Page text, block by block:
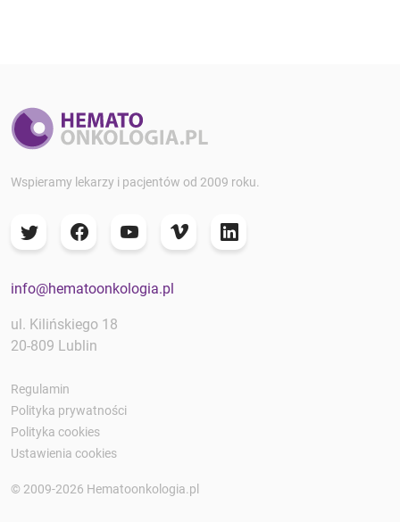
Wspieramy lekarzy i pacjentów od 2009 roku.
info@hematoonkologia.pl
ul. Kilińskiego 18
20-809 Lublin
Regulamin
Polityka prywatności
Polityka cookies
Ustawienia cookies
© 2009-2026 Hematoonkologia.pl